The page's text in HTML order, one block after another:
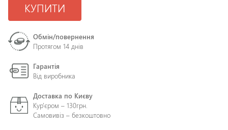
КУПИТИ
Обмін/повернення
Протягом 14 днів
Гарантія
Від виробника
Доставка по Києву
Кур'єром – 130грн.
Самовивіз – безкоштовно